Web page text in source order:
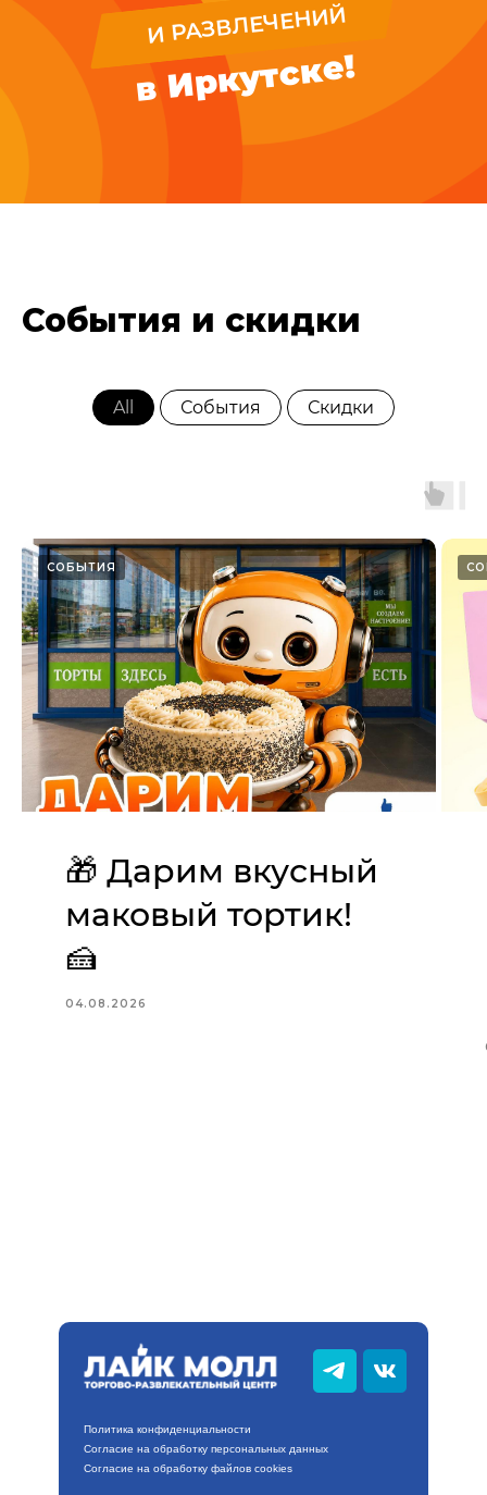
в Иркутске!
И РАЗВЛЕЧЕНИЙ
События и скидки
All События Скидки
СОБЫТИЯ
🎁 Дарим вкусный
маковый тортик!
🍰
04.08.2026
Согласие на обработку файлов cookies
Согласие на обработку персональных данных
Политика конфиденциальности